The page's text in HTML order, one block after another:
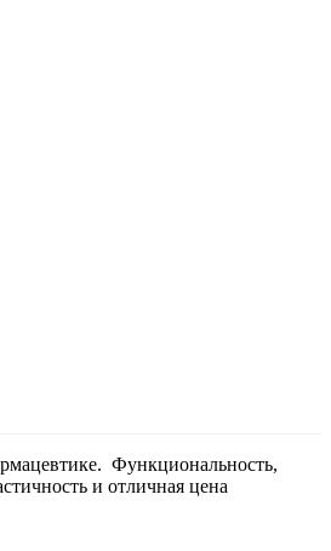
Функциональность,
и отличная цена